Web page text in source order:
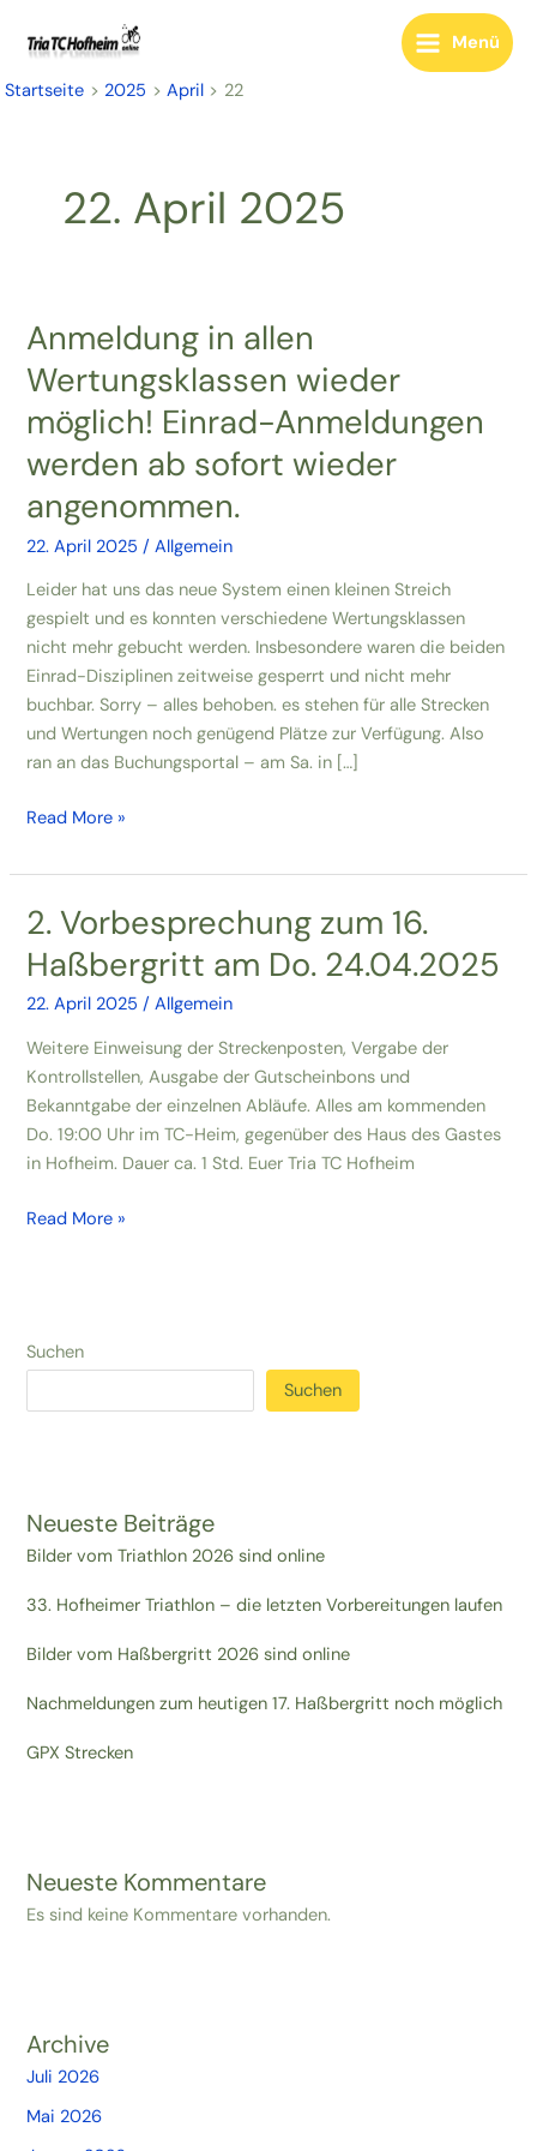
Inhalt
Main
Menü
Startseite 2025 April 22
Suchen
Suchen
Neueste Beiträge
Bilder vom Triathlon 2026 sind online
33. Hofheimer Triathlon – die letzten Vorbereitungen laufen
Bilder vom Haßbergritt 2026 sind online
Nachmeldungen zum heutigen 17. Haßbergritt noch möglich
GPX Strecken
Neueste Kommentare
Es sind keine Kommentare vorhanden.
Archive
Juli 2026
Mai 2026
22. April 2025
Anmeldung in allen
Wertungsklassen wieder
möglich! Einrad-Anmeldungen
werden ab sofort wieder
angenommen.
22. April 2025/Allgemein
Leider hat uns das neue System einen kleinen Streich
gespielt und es konnten verschiedene Wertungsklassen
nicht mehr gebucht werden. Insbesondere waren die beiden
Einrad-Disziplinen zeitweise gesperrt und nicht mehr
buchbar. Sorry – alles behoben. es stehen für alle Strecken
und Wertungen noch genügend Plätze zur Verfügung. Also
ran an das Buchungsportal – am Sa. in […]
Anmeldung
allen
wieder
möglich!
Anmeldungen
werden
ab
sofort
wieder
angenommen.
Read More »
2. Vorbesprechung zum 16.
Haßbergritt am Do. 24.04.2025
22. April 2025/Allgemein
Weitere Einweisung der Streckenposten, Vergabe der
Kontrollstellen, Ausgabe der Gutscheinbons und
Bekanntgabe der einzelnen Abläufe. Alles am kommenden
Do. 19:00 Uhr im TC-Heim, gegenüber des Haus des Gastes
in Hofheim. Dauer ca. 1 Std. Euer Tria TC Hofheim
2.
am
24.04.2025
Read More »